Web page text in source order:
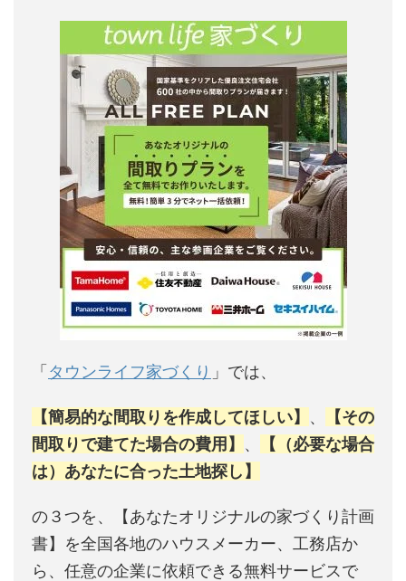
「 タウンライフ家づくり 」では、
【簡易的な間取りを作成してほしい】 、
【その
間取りで建てた場合の費用】 、
【（必要な場合
は）あなたに合った土地探し】
の３つを、【あなたオリジナルの家づくり計画
書】を全国各地のハウスメーカー、工務店か
ら、任意の企業に依頼できる無料サービスで